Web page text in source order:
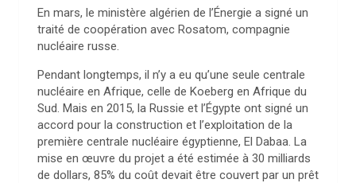
En mars, le ministère algérien de l’Énergie a signé un
traité de coopération avec Rosatom, compagnie
nucléaire russe.
Pendant longtemps, il n’y a eu qu’une seule centrale
nucléaire en Afrique, celle de Koeberg en Afrique du
Sud. Mais en 2015, la Russie et l’Égypte ont signé un
accord pour la construction et l’exploitation de la
première centrale nucléaire égyptienne, El Dabaa. La
mise en œuvre du projet a été estimée à 30 milliards
de dollars, 85% du coût devait être couvert par un prêt